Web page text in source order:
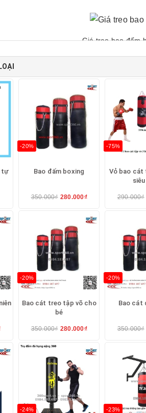
Giá treo bao đấm
360
tự
-20%
Bao đấm boxing
350.000₫ 280.000₫
-75%
Vỏ bao cát
290.000₫
-20%
Bao cát treo tập võ cho
bé
350.000₫ 280.000₫
-20%
Bao cát
350.000₫
-24% -23%